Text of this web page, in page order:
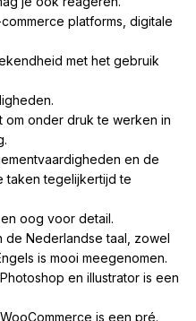
platforms, digitale
met het gebruik
om onder druk te werken in
en de
taken tegelijkertijd te
oog voor detail.
Nederlandse taal, zowel
is mooi meegenomen.
en illustrator is een
is een pré.